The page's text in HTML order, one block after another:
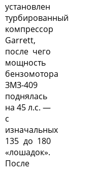
установлен
турбированный
компрессор
Garrett,
после чего
мощность
бензомотора
ЗМЗ-409
поднялась
на 45 л.с. —
с
изначальных
135 до 180
«лошадок».
После